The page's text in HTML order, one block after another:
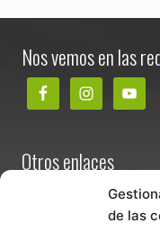
de las
Nos vemos en las
Otros enlaces
Términos y